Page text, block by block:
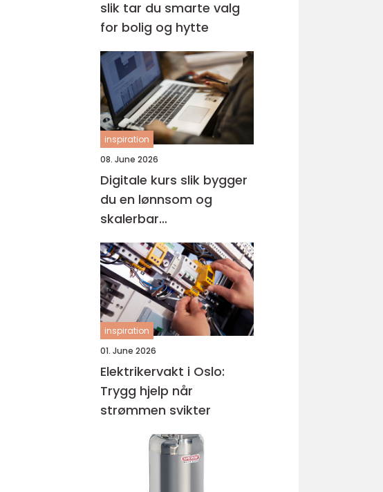
slik tar du smarte valg
for bolig og hytte
inspiration
08. June 2026
Digitale kurs slik bygger
du en lønnsom og
skalerbar
kunnskapsbedrift
inspiration
01. June 2026
Elektrikervakt i Oslo:
Trygg hjelp når
strømmen svikter